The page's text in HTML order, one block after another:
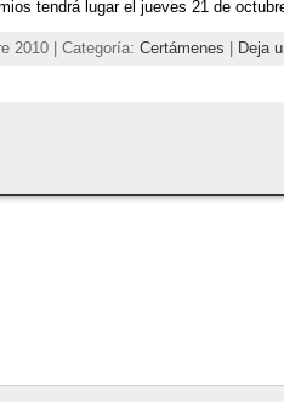
tendrá lugar el jueves 21 de
2010 | Categoría: Certámenes Deja